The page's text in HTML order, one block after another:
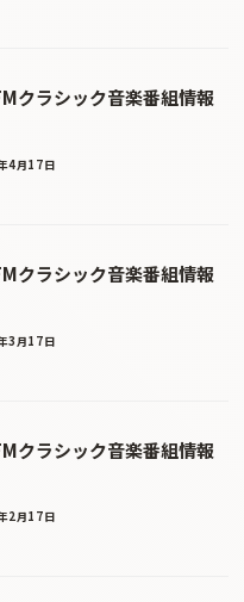
クラシック音楽番組情報
4月17日
クラシック音楽番組情報
3月17日
クラシック音楽番組情報
2月17日